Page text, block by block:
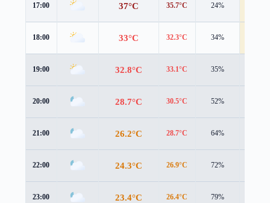
17:00 37°C 35.7°C 24%
18:00 33°C 32.3°C 34%
19:00 32.8°C 33.1°C 35%
20:00 28.7°C 30.5°C 52%
21:00 26.2°C 28.7°C 64%
22:00 24.3°C 26.9°C 72%
23:00 23.4°C 26.4°C 79%